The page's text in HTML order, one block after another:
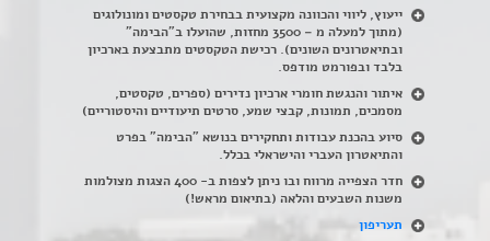
ייעוץ, ליווי והכוונה מקצועית בבחירת טקסטים ומונולוגים
(מתוך למעלה מ – 3500 מחזות, שהועלו ב"הבימה"
ובתיאטרונים השונים). רכישת הטקסטים מתבצעת בארכיון
בלבד ובפורמט מודפס.
איתור והנגשת חומרי ארכיון נדירים (ספרים, טקסטים,
מסמכים, תמונות, קבצי שמע, סרטים תיעודיים והיסטוריים)
סיוע בהכנת עבודות ותחקירים בנושא "הבימה" בפרט
והתיאטרון העברי והישראלי בכלל.
חדר הצפייה מרווח ובו ניתן לצפות ב- 400 הצגות מצולמות
משנות השבעים והלאה (בתיאום מראש!)
תעריפון